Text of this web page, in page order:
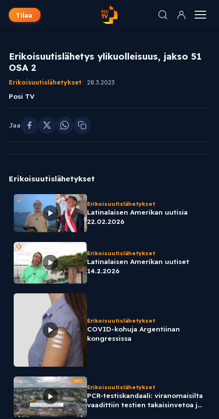
Tilaa
Erikoisuutislähetys ylikuolleisuus, jakso 51
OSA 2
Erikoisuutislähetykset 28.3.2023
Posi TV
Jaa
Erikoisuutislähetykset
Erikoisuutislähetykset
Latinalaisen Amerikan uutisia
22.02.2026
Erikoisuutislähetykset
Latinalaisen Amerikan uutiset
14.2.2026
Erikoisuutislähetykset
COVID-kohuja Argentiinan
kongressissa
Erikoisuutislähetykset
PCR-testiskandaali: viranomaisilta
vaadittiin testien takaisinvetoa jo
vuonna 2021.